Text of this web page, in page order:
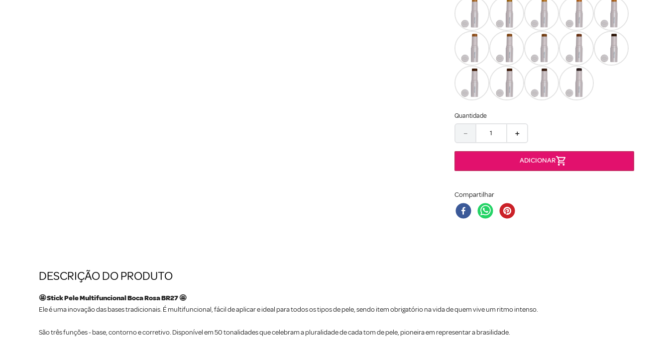
Quantidade
＋
－
Compartilhar
DESCRIÇÃO DO PRODUTO
🤩 Stick Pele Multifuncional Boca Rosa BR27 🤩
Ele é uma inovação das bases tradicionais. É multifuncional, fácil de aplicar e ideal para todos os tipos de pele, sendo item obrigatório na vida de quem vive um ritmo intenso.
São três funções - base, contorno e corretivo. Disponível em 50 tonalidades que celebram a pluralidade de cada tom de pele, pioneira em representar a brasilidade.